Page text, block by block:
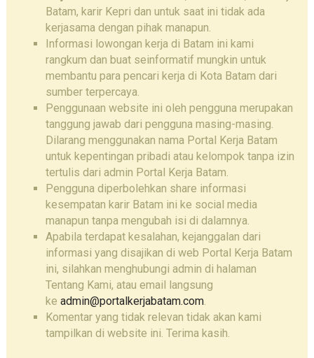
Batam, karir Kepri dan untuk saat ini tidak ada
kerjasama dengan pihak manapun.
Informasi lowongan kerja di Batam ini kami
rangkum dan buat seinformatif mungkin untuk
membantu para pencari kerja di Kota Batam dari
sumber terpercaya.
Penggunaan website ini oleh pengguna merupakan
tanggung jawab dari pengguna masing-masing.
Dilarang menggunakan nama Portal Kerja Batam
untuk kepentingan pribadi atau kelompok tanpa izin
tertulis dari admin Portal Kerja Batam.
Pengguna diperbolehkan share informasi
kesempatan karir Batam ini ke social media
manapun tanpa mengubah isi di dalamnya.
Apabila terdapat kesalahan, kejanggalan dari
informasi yang disajikan di web Portal Kerja Batam
ini, silahkan menghubungi admin di halaman
Tentang Kami, atau email langsung
ke admin@portalkerjabatam.com.
Komentar yang tidak relevan tidak akan kami
tampilkan di website ini. Terima kasih.